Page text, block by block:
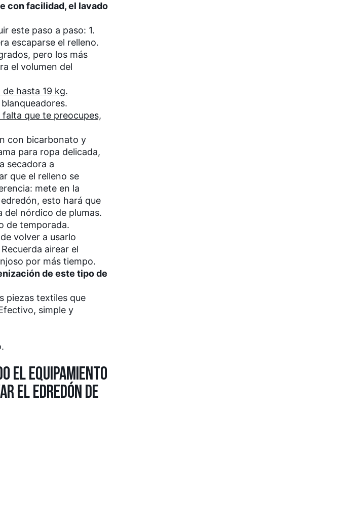
con facilidad, el lavado
este paso a paso: 1.
escaparse el relleno.
pero los más
el volumen del
hasta 19 kg.
que te preocupes,
con bicarbonato y
para ropa delicada,
secadora a
que el relleno se
mete en la
esto hará que
del nórdico de plumas.
de temporada.
volver a usarlo
airear el
por más tiempo.
de este tipo de
piezas textiles que
simple y
EL EQUIPAMIENTO
EL EDREDÓN DE